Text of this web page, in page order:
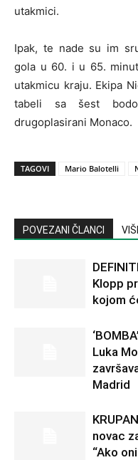
utakmici.
Ipak, te nade su im
gola u 60. i u 65.
utakmicu kraju. Ekipa
tabeli sa šest
drugoplasirani Monaco.
TAGOVI Mario Balotelli
POVEZANI ČLANCI
Klopp
kojom
Luka
Madrid
novac
“Ako